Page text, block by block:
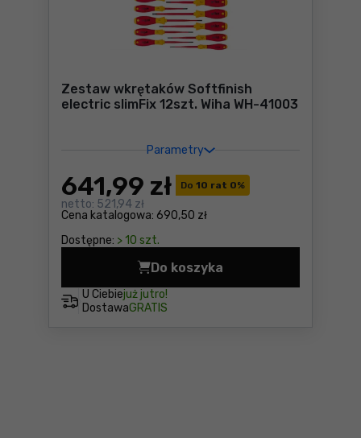
Zestaw wkrętaków Softfinish
electric slimFix 12szt. Wiha WH-41003
Parametry
Do 10 rat 0%
Cena katalogowa: 690,50 zł
641,99 zł
netto: 521,94 zł
Dostępne: > 10 szt.
U Ciebiejuż jutro!
DostawaGRATIS
Do koszyka
Zestaw wkrętaków